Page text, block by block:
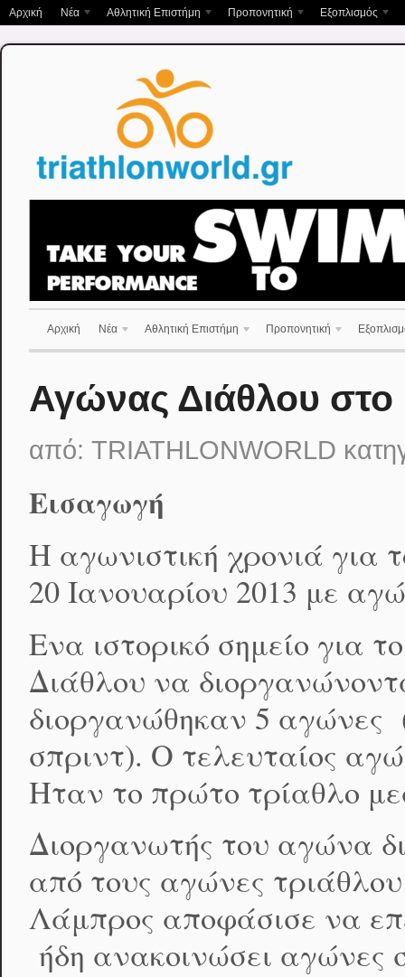
Αρχική Νέα Αθλητική Επιστήμη Προπονητική Εξοπλισμός
Αρχική Νέα Αθλητική Επιστήμη Προπονητική
Αγώνας Διάθλου στο
από: TRIATHLONWORLD
Εισαγωγή
Η αγωνιστική χρονιά για
20 Ιανουαρίου 2013 με
Ενα ιστορικό σημείο για
Διάθλου να
διοργανώθηκαν 5 αγώνες
σπριντ). Ο τελευταίος
Ηταν το πρώτο τρίαθλο
Διοργανωτής του αγώνα
από τους αγώνες
Λάμπρος αποφάσισε να
ήδη ανακοινώσει αγώνες